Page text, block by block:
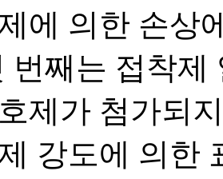
에 의한 손상
번째는 접착제
제가 첨가되
강도에 의한